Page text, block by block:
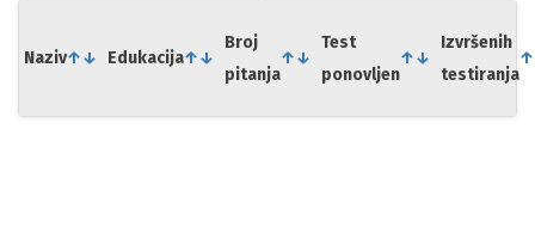
Naziv↑↓ Edukacija↑↓
Broj
pitanja
↑↓
Test
ponovljen
↑↓
Izvršenih
testiranja
↑